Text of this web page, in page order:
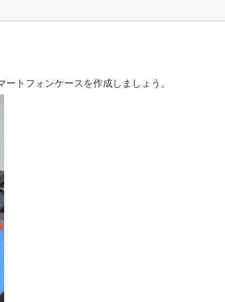
トフォンケースを作成しましょう。